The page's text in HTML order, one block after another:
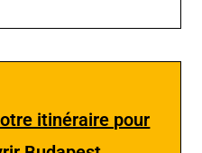
itinéraire pour